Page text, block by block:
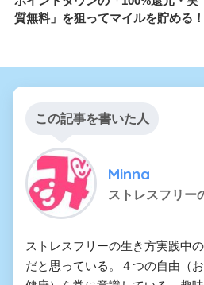
質無料」を狙ってマイルを貯める！
この記事を書いた人
Minna
ストレスフリー
ストレスフリーの生き方実践中
だと思っている。４つの自由（